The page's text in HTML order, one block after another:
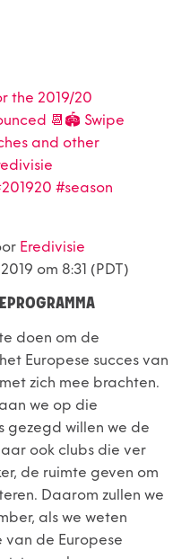
the 2019/20
📆🏟 Swipe
and other
#season
Eredivisie
om 8:31 (PDT)
doen om de
Europese succes van
zich mee brachten.
we op die
gezegd willen we de
ook clubs die ver
de ruimte geven om
Daarom zullen we
als we weten
de Europese